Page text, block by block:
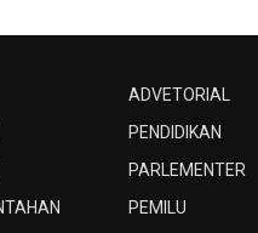
ADVETORIAL
PENDIDIKAN
PARLEMENTER
PEMILU